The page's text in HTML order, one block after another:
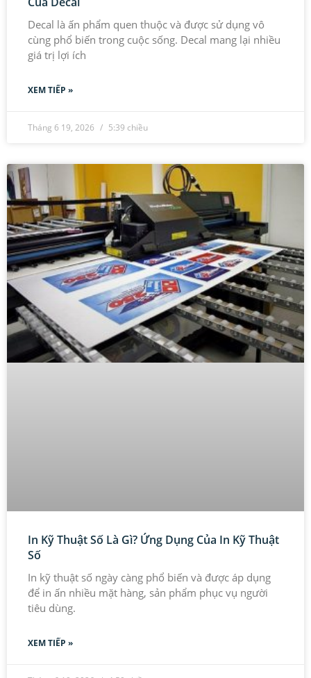
Decal là ấn phẩm quen thuộc và được sử dụng vô
cùng phổ biến trong cuộc sống. Decal mang lại nhiều
giá trị lợi ích
XEM TIẾP »
Tháng 6 19, 2026 5:39 chiều
In Kỹ Thuật Số Là Gì? Ứng Dụng Của In Kỹ Thuật
Số
In kỹ thuật số ngày càng phổ biến và được áp dụng
để in ấn nhiều mặt hàng, sản phẩm phục vụ người
tiêu dùng.
XEM TIẾP »